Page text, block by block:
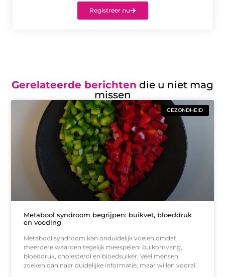
Registreer nu
Gerelateerde berichten die u niet mag
missen
GEZONDHEID
Metabool syndroom begrijpen: buikvet, bloeddruk
en voeding
Metabool syndroom kan onduidelijk voelen omdat
meerdere waarden tegelijk meespelen: buikomvang,
bloeddruk, cholesterol en bloedsuiker. Veel mensen
zoeken dan naar duidelijke informatie, maar willen vooral